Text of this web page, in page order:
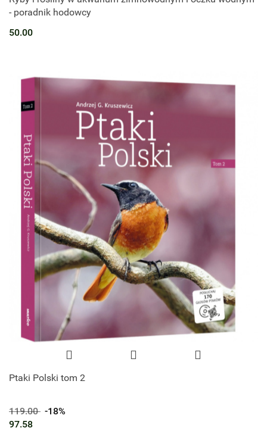
- poradnik hodowcy
50.00
Ptaki Polski tom 2
119.00 -18%
97.58